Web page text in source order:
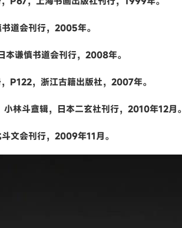
道会刊行，2005年。
本谦慎书道会刊行，2008年。
P122，浙江古籍出版社，2007年。
林斗盦辑，日本二玄社刊行，2010年12月。
文会刊行，2009年11月。